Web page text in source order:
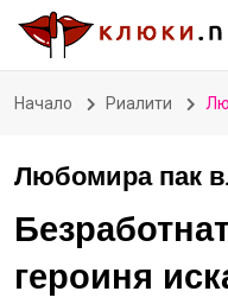
Начало Риалити
Любомира пак
героиня